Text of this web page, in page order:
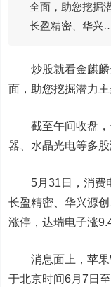
全面，助您挖
长盈精密、华兴
炒股就看金麒麟
面，助您挖掘潜力主
截至午间收盘，
器
水晶光电等多股
5月31日，消费电
长盈精密、华兴源
涨停，达瑞电子涨
消息面上，苹果
于北京时间6月7日至